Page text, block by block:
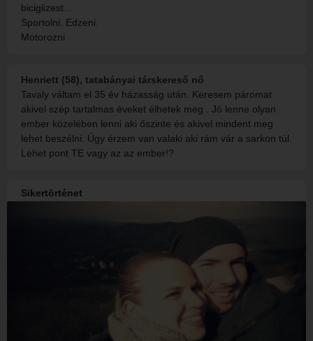
biciglizest...
Sportolni. Edzeni.
Motorozni
Henriett (58), tatabányai társkereső nő
Tavaly váltam el 35 év házasság után. Keresem páromat
akivel szép tartalmas éveket élhetek meg . Jó lenne olyan
ember közelében lenni aki őszinte és akivel mindent meg
lehet beszélni. Úgy érzem van valaki aki rám vár a sarkon túl.
Lehet pont TE vagy az az ember!?
Sikertörténet